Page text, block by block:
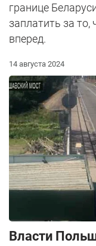
границе
заплатить за
вперед.
14 августа 2024
Власти